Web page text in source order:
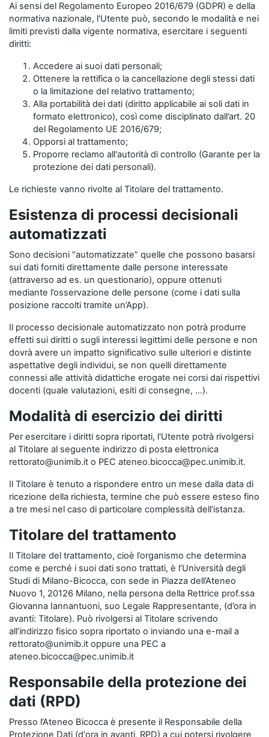
Ai sensi del Regolamento Europeo 2016/679 (GDPR) e della
normativa nazionale, l'Utente può, secondo le modalità e nei
limiti previsti dalla vigente normativa, esercitare i seguenti
diritti:
Accedere ai suoi dati personali;
Ottenere la rettifica o la cancellazione degli stessi dati
o la limitazione del relativo trattamento;
Alla portabilità dei dati (diritto applicabile ai soli dati in
formato elettronico), così come disciplinato dall’art. 20
del Regolamento UE 2016/679;
Opporsi al trattamento;
Proporre reclamo all'autorità di controllo (Garante per la
protezione dei dati personali).
Le richieste vanno rivolte al Titolare del trattamento.
Esistenza di processi decisionali
automatizzati
Sono decisioni “automatizzate” quelle che possono basarsi
sui dati forniti direttamente dalle persone interessate
(attraverso ad es. un questionario), oppure ottenuti
mediante l’osservazione delle persone (come i dati sulla
posizione raccolti tramite un’App).
Il processo decisionale automatizzato non potrà produrre
effetti sui diritti o sugli interessi legittimi delle persone e non
dovrà avere un impatto significativo sulle ulteriori e distinte
aspettative degli individui, se non quelli direttamente
connessi alle attività didattiche erogate nei corsi dai rispettivi
docenti (quale valutazioni, esiti di consegne, …).
Modalità di esercizio dei diritti
Per esercitare i diritti sopra riportati, l'Utente potrà rivolgersi
al Titolare al seguente indirizzo di posta elettronica
rettorato@unimib.it o PEC ateneo.bicocca@pec.unimib.it.
Il Titolare è tenuto a rispondere entro un mese dalla data di
ricezione della richiesta, termine che può essere esteso fino
a tre mesi nel caso di particolare complessità dell’istanza.
Titolare del trattamento
Il Titolare del trattamento, cioè l’organismo che determina
come e perché i suoi dati sono trattati, è l’Università degli
Studi di Milano-Bicocca, con sede in Piazza dell’Ateneo
Nuovo 1, 20126 Milano, nella persona della Rettrice prof.ssa
Giovanna Iannantuoni, suo Legale Rappresentante, (d’ora in
avanti: Titolare). Può rivolgersi al Titolare scrivendo
all’indirizzo fisico sopra riportato o inviando una e-mail a
rettorato@unimib.it oppure una PEC a
ateneo.bicocca@pec.unimib.it
Responsabile della protezione dei
dati (RPD)
Presso l’Ateneo Bicocca è presente il Responsabile della
Protezione Dati (d'ora in avanti, RPD) a cui potersi rivolgere